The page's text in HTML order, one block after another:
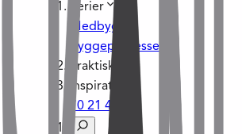
Serier
Medbyg
Byggeprocessen
Praktisk
Inspiration
70 21 45 21